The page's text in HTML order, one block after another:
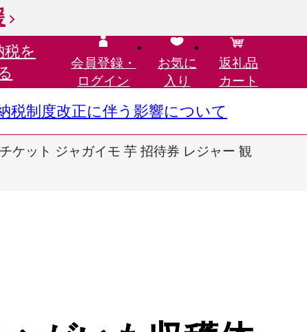
を
会員登録・
ログイン
お気に
入り
返礼品
カート
税制度改正に伴う影響について
ケット ジャガイモ 芋 招待券 レジャー 観